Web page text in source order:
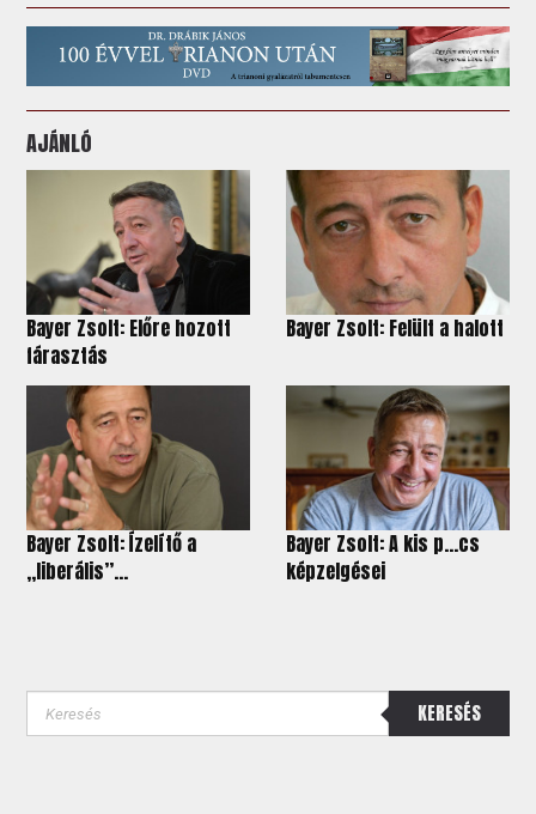
AJÁNLÓ
Bayer Zsolt: Előre hozott
fárasztás
Bayer Zsolt: Felült a halott
Bayer Zsolt: Ízelítő a
„liberális”...
Bayer Zsolt: A kis p…cs
képzelgései
KERESÉS